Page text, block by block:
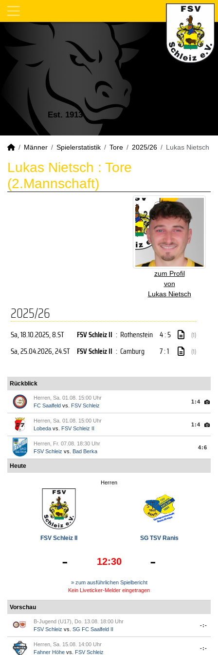
Est. 1913
Männer Spielerstatistik Tore 2025/26 Lukas Nietsch
Lukas Nietsch : Tore
(2.Mannschaft)
zum Profil
von
Lukas Nietsch
2025/26
Sa, 18.10.2025, 8.ST FSV Schleiz II : Rothenstein 4 : 5 (1)
Sa, 25.04.2026, 24.ST FSV Schleiz II : Camburg 7 : 1 (1)
Rückblick
Herren, Sa. 01.08. 15:00 Uhr
FC Saalfeld vs. FSV Schleiz
1:4
Herren, Sa. 01.08. 15:00 Uhr
Lobeda vs. FSV Schleiz II
1:4
Herren, Fr. 07.08. 18:30 Uhr
FSV Schleiz vs. Bad Berka
4:6
Heute
Herren
FSV Schleiz II SG TSV Ranis
- 12:30 -
» zum ausführlichen Spielbericht
Kein Liveticker-Melder eingetragen
Vorschau
B-Jugend (U17), Do. 13.08. 18:00 Uhr
FSV Schleiz vs. SG FC Saalfeld II
-:-
Herren, Sa. 15.08. 14:00 Uhr
Fahner Höhe vs. FSV Schleiz
-:-